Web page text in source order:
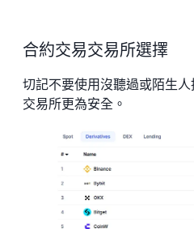
合約交易交易所選擇
切記不要使用沒聽過或陌生
交易所更為安全。